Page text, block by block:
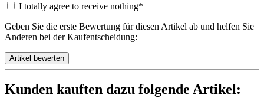
I totally agree to receive nothing*
Geben Sie die erste Bewertung für diesen Artikel ab und helfen Sie
Anderen bei der Kaufentscheidung:
Kunden kauften dazu folgende Artikel: